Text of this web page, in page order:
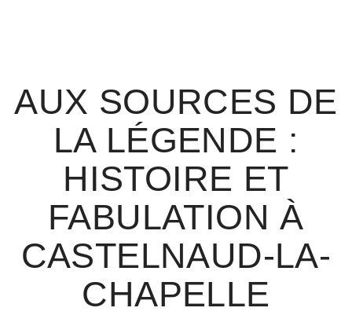
AUX SOURCES DE
LA LÉGENDE :
HISTOIRE ET
FABULATION À
CASTELNAUD-LA-
CHAPELLE